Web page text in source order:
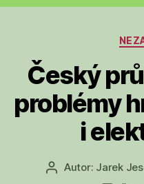
Český
problémy
i
AutorAutor: Jarek